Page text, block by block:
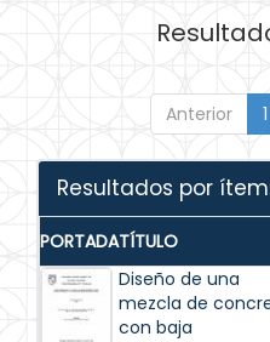
Anterior 1
Resultados por
PORTADATÍTULO
Diseño de una
mezcla de
con baja